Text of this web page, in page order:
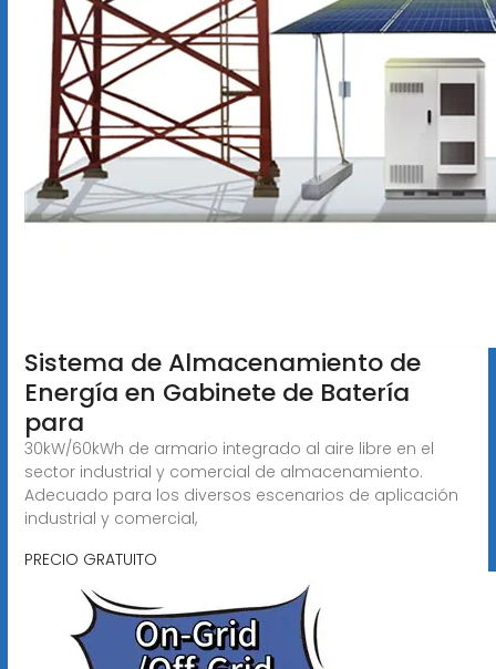
Sistema de Almacenamiento de
Energía en Gabinete de Batería
para
30kW/60kWh de armario integrado al aire libre en el
sector industrial y comercial de almacenamiento.
Adecuado para los diversos escenarios de aplicación
industrial y comercial,
PRECIO GRATUITO